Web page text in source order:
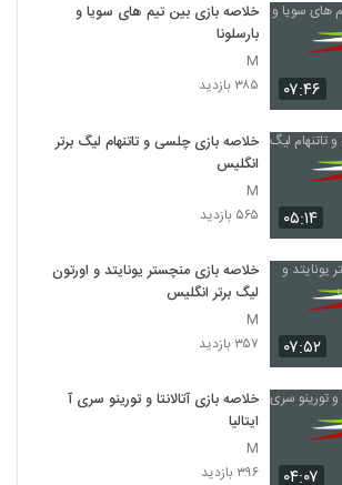
۰۷:۴۶
خلاصه بازی بین تیم های سویا و
بارسلونا
M
۳۸۵ بازدید
۰۵:۱۴
خلاصه بازی چلسی و تاتنهام لیگ برتر
انگلیس
M
۵۶۵ بازدید
۰۷:۵۲
خلاصه بازی منچستر یونایتد و اورتون
لیگ برتر انگلیس
M
۳۵۷ بازدید
۰۴:۰۷
خلاصه بازی آتالانتا و تورینو سری آ
ایتالیا
M
۳۹۶ بازدید